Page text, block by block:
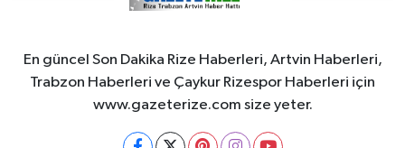
En güncel Son Dakika Rize Haberleri, Artvin Haberleri,
Trabzon Haberleri ve Çaykur Rizespor Haberleri için
www.gazeterize.com size yeter.